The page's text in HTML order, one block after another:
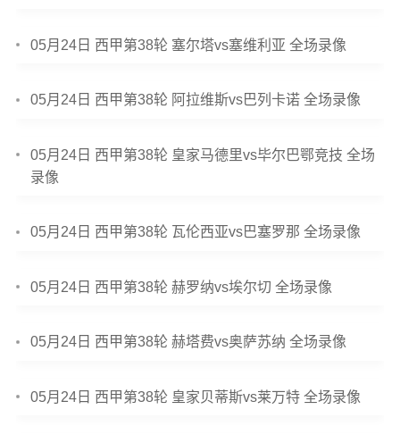
05月24日 西甲第38轮 塞尔塔vs塞维利亚 全场录像
05月24日 西甲第38轮 阿拉维斯vs巴列卡诺 全场录像
05月24日 西甲第38轮 皇家马德里vs毕尔巴鄂竞技 全场
录像
05月24日 西甲第38轮 瓦伦西亚vs巴塞罗那 全场录像
05月24日 西甲第38轮 赫罗纳vs埃尔切 全场录像
05月24日 西甲第38轮 赫塔费vs奥萨苏纳 全场录像
05月24日 西甲第38轮 皇家贝蒂斯vs莱万特 全场录像